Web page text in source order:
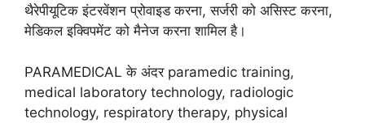
थैरेपीयूटिक इंटरवेंशन प्रोवाइड करना, सर्जरी को असिस्ट करना,
मेडिकल इक्विपमेंट को मैनेज करना शामिल है।
PARAMEDICAL के अंदर paramedic training,
medical laboratory technology, radiologic
technology, respiratory therapy, physical